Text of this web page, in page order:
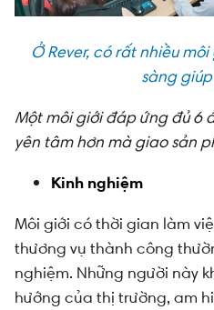
Ở Rever, có rất nhiều
sàng
Một môi giới đáp ứng đủ 6
yên tâm hơn mà giao sản
Kinh nghiệm
Môi giới có thời gian làm
thương vụ thành công
nghiệm. Những người này
hướng của thị trường, am